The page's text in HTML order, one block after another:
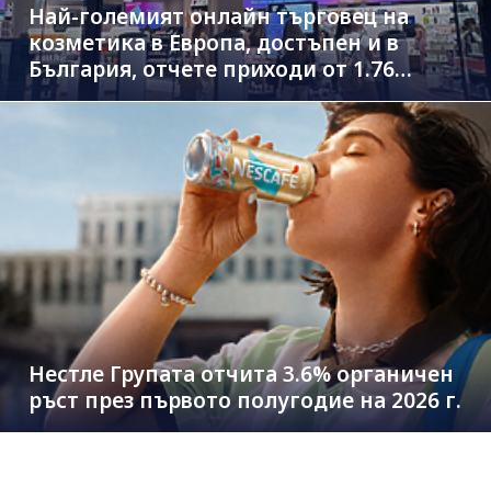
Най-големият онлайн търговец на
козметика в Европа, достъпен и в
България, отчете приходи от 1.76
млрд. евро
Нестле Групата отчита 3.6% органичен
ръст през първото полугодие на 2026 г.